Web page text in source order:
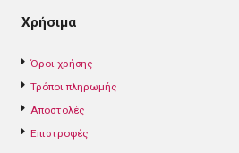
Χρήσιμα
Όροι χρήσης
Τρόποι πληρωμής
Αποστολές
Επιστροφές